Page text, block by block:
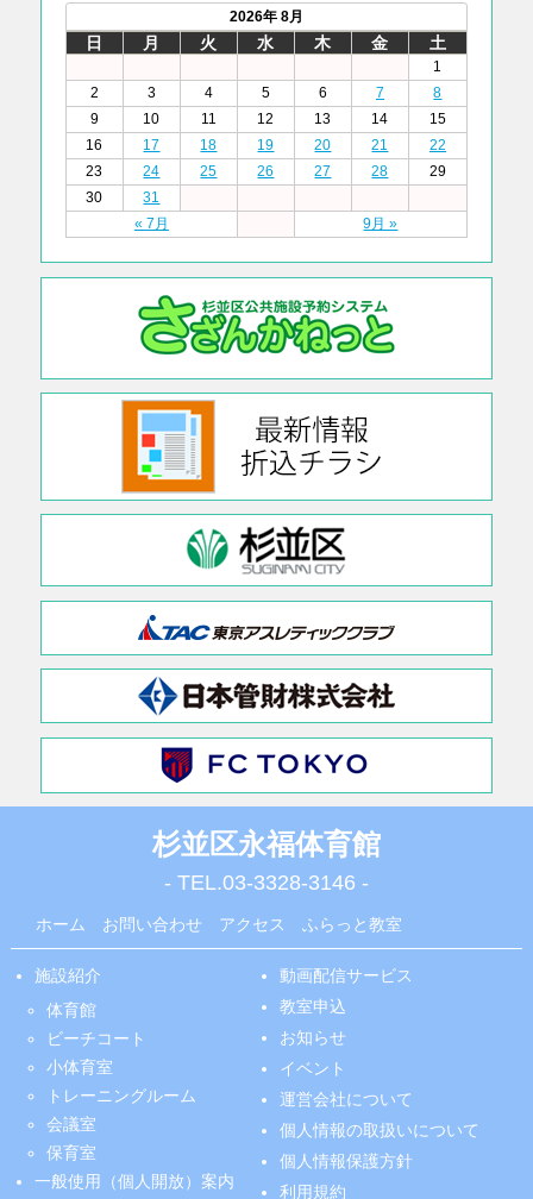
2026年 8月
日 月 火 水 木 金 土
1
2
3 4 5 6 7
8
9
10 11 12 13 14
15
16
17 18 19 20 21
22
23
24 25 26 27 28
29
30
31
« 7月
9月 »
杉並区永福体育館
- TEL.03-3328-3146 -
ホーム お問い合わせ アクセス ふらっと教室
施設紹介
体育館
ビーチコート
小体育室
トレーニングルーム
会議室
保育室
一般使用（個人開放）案内
動画配信サービス
教室申込
お知らせ
イベント
運営会社について
個人情報の取扱いについて
個人情報保護方針
利用規約